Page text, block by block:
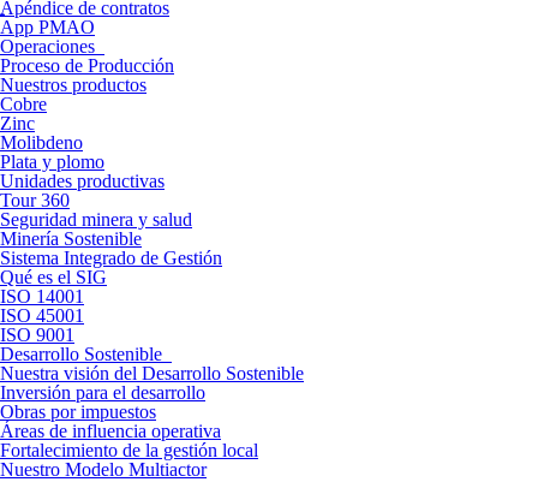
Apéndice de contratos
App PMAO
Operaciones
Proceso de Producción
Nuestros productos
Cobre
Zinc
Molibdeno
Plata y plomo
Unidades productivas
Tour 360
Seguridad minera y salud
Minería Sostenible
Sistema Integrado de Gestión
Qué es el SIG
ISO 14001
ISO 45001
ISO 9001
Desarrollo Sostenible
Nuestra visión del Desarrollo Sostenible
Inversión para el desarrollo
Obras por impuestos
Áreas de influencia operativa
Fortalecimiento de la gestión local
Nuestro Modelo Multiactor